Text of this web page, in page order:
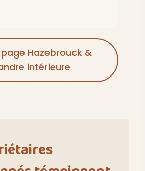
Hazebrouck &
intérieure